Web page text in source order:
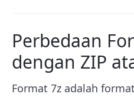
Perbedaan
dengan ZIP
Format 7z adalah